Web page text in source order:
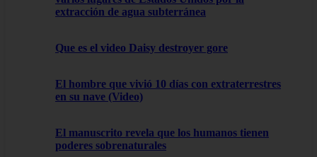
extracción de agua subterránea
Que es el video Daisy destroyer gore
El hombre que vivió 10 días con extraterrestres
en su nave (Video)
El manuscrito revela que los humanos tienen
poderes sobrenaturales